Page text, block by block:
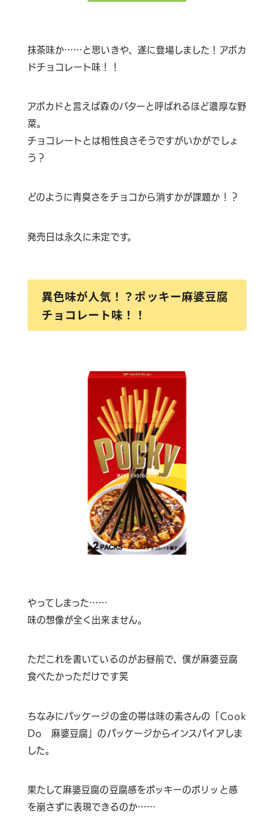
抹茶味か……と思いきや、遂に登場しました！アボカ
ドチョコレート味！！
アボカドと言えば森のバターと呼ばれるほど濃厚な野
菜。
チョコレートとは相性良さそうですがいかがでしょ
う？
どのように青臭さをチョコから消すかが課題か！？
発売日は永久に未定です。
異色味が人気！？ポッキー麻婆豆腐
チョコレート味！！
やってしまった……
味の想像が全く出来ません。
ただこれを書いているのがお昼前で、僕が麻婆豆腐
食べたかっただけです笑
ちなみにパッケージの金の帯は味の素さんの「Cook
Do 麻婆豆腐」のパッケージからインスパイアしま
した。
果たして麻婆豆腐の豆腐感をポッキーのポリッと感
を崩さずに表現できるのか……